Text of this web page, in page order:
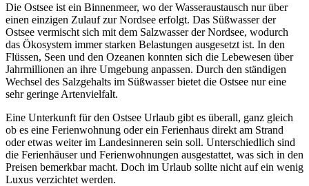
Die Ostsee ist ein Binnenmeer, wo der Wasseraustausch nur über
einen einzigen Zulauf zur Nordsee erfolgt. Das Süßwasser der
Ostsee vermischt sich mit dem Salzwasser der Nordsee, wodurch
das Ökosystem immer starken Belastungen ausgesetzt ist. In den
Flüssen, Seen und den Ozeanen konnten sich die Lebewesen über
Jahrmillionen an ihre Umgebung anpassen. Durch den ständigen
Wechsel des Salzgehalts im Süßwasser bietet die Ostsee nur eine
sehr geringe Artenvielfalt.
Eine Unterkunft für den Ostsee Urlaub gibt es überall, ganz gleich
ob es eine Ferienwohnung oder ein Ferienhaus direkt am Strand
oder etwas weiter im Landesinneren sein soll. Unterschiedlich sind
die Ferienhäuser und Ferienwohnungen ausgestattet, was sich in den
Preisen bemerkbar macht. Doch im Urlaub sollte nicht auf ein wenig
Luxus verzichtet werden.